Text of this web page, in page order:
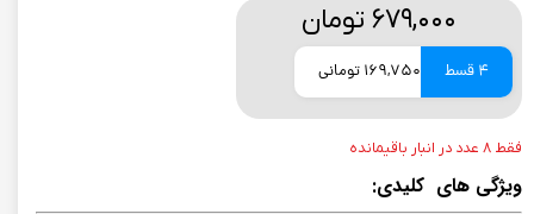
۶۷۹,۰۰۰ تومان
4 قسط 169,750 تومانی
فقط ۸ عدد در انبار باقیمانده
ویژگی های کلیدی: